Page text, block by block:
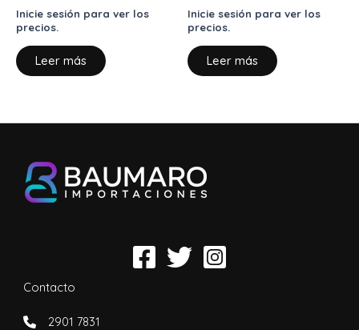
Inicie sesión para ver los
precios.
Leer más
Inicie sesión para ver los
precios.
Leer más
Contacto
2901 7831